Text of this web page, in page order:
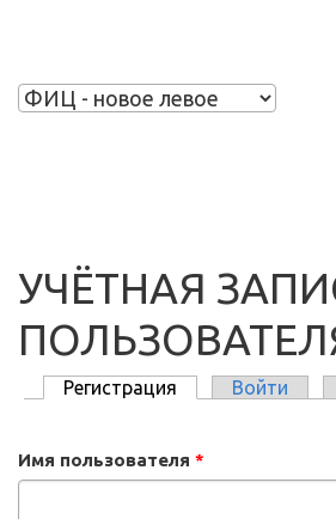
УЧЁТНАЯ
Регистрация (активная
Войти
Имя пользователя *